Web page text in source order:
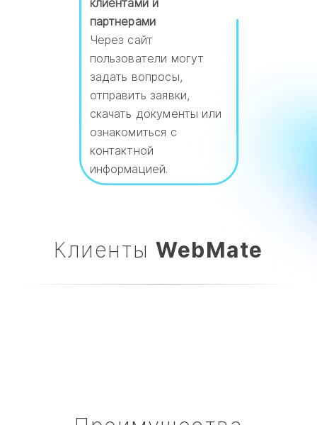
партнерами
Через сайт
пользователи могут
задать вопросы,
отправить заявки,
скачать документы или
ознакомиться с
контактной
информацией.
Клиенты WebMate​